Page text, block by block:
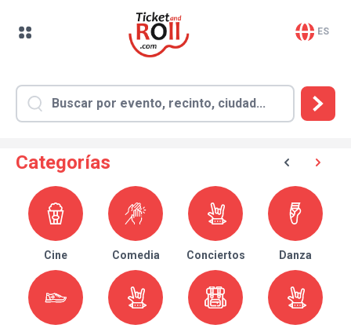
ES
Categorías
Cine Comedia Conciertos Danza